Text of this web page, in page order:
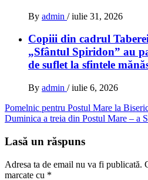
By admin / iulie 31, 2026
Copiii din cadrul
„Sfântul Spiridon” au
de suflet la sfintele
By admin / iulie 6, 2026
Navigare
în
articole
Pomelnic pentru Postul Mare la
Duminica a treia din Postul Mare – a
Lasă un răspuns
Adresa ta de email nu va fi publicată.
marcate cu *